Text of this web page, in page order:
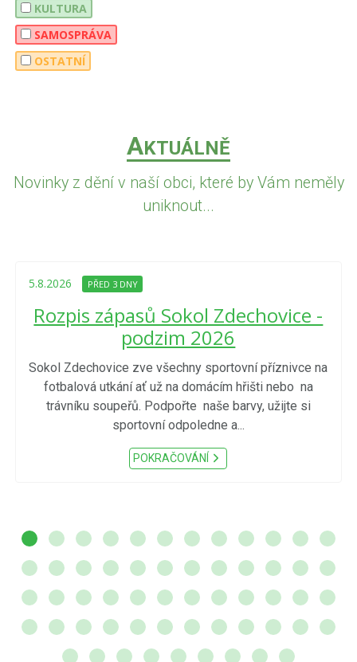
KULTURA
SAMOSPRÁVA
OSTATNÍ
AKTUÁLNĚ
Novinky z dění v naší obci, které by Vám neměly
uniknout...
5.8.2026 PŘED 3 DNY
Rozpis zápasů Sokol Zdechovice -
podzim 2026
Sokol Zdechovice zve všechny sportovní příznivce na
fotbalová utkání ať už na domácím hřišti nebo na
trávníku soupeřů. Podpořte naše barvy, užijte si
sportovní odpoledne a...
POKRAČOVÁNÍ